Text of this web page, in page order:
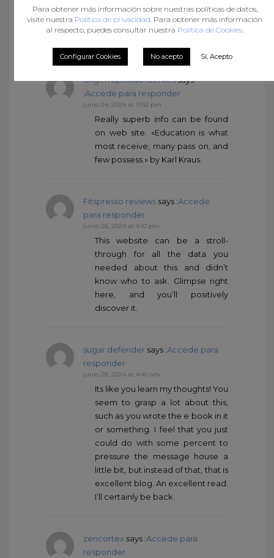
website has helped me greatly.
Thank you for all of your time &
origen apellido fuentessays
:Accede para responder
junio 24, 2024 at 11:52 pm
Really superb info can be found
on web site. «Education is what
most receive, many pass on, and
few possess.» by Karl Kraus.
Fitspresso reviews says :Accede
para responder
junio 26, 2024 at 4:10 pm
This website can be a stroll-
through for all the data you
needed about this and didn’t
know who to ask. Glimpse right
here, and you’ll positively
discover it.
sugar defender says :Accede para
responder
junio 28, 2024 at 4:40 am
Its like you learn my thoughts! You
seem to grasp a lot about this,
such as you wrote the e book in it
or something. I feel that you just
could do with some percent to
pressure the message house a
little bit, but instead of that, that is
excellent blog. An excellent read.
I’ll certainly be back.
zencortex says :Accede para
responder
Para obtener más información sobre nuestras políticas de datos,
visite nuestra Política de privacidad . Para obtener más información
al respecto, puedes consultar nuestra Política de Cookies.
Configurar Cookies No acepto Sí, Acepto